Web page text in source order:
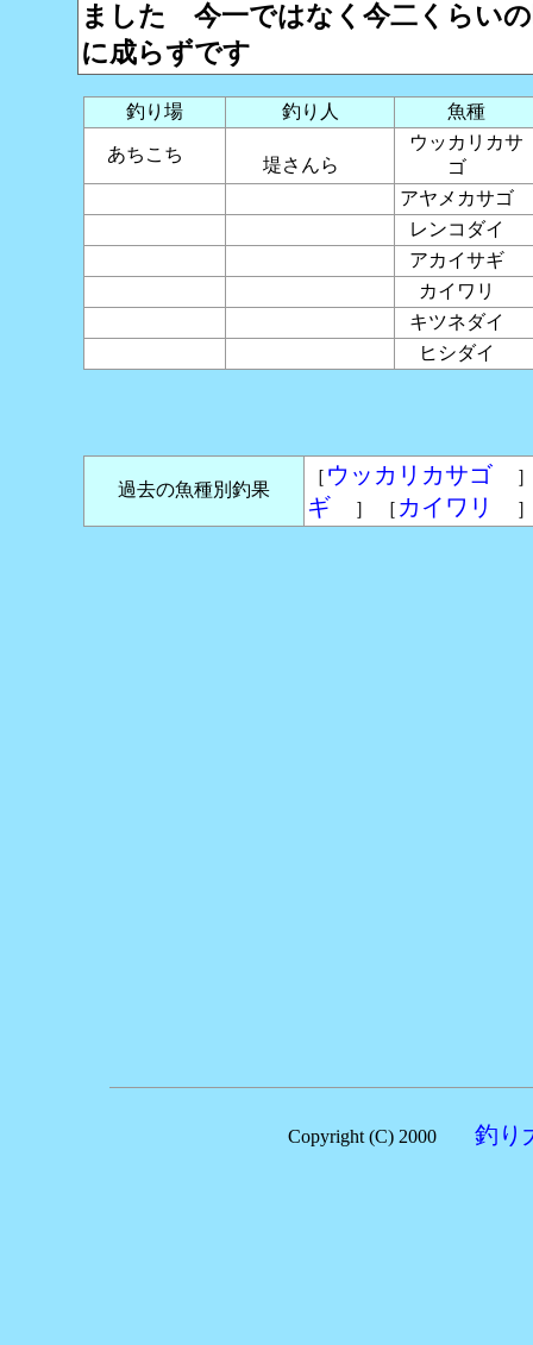
ました 今一ではなく今二くらい
に成らずです
釣り場 釣り人 魚種
あちこち
堤さんら
ウッカリカサ
ゴ
アヤメカサゴ
レンコダイ
アカイサギ
カイワリ
キツネダイ
ヒシダイ
過去の魚種別釣果
［ ウッカリカサゴ
ギ ］ ［ カイワリ
Copyright (C) 2000 釣り